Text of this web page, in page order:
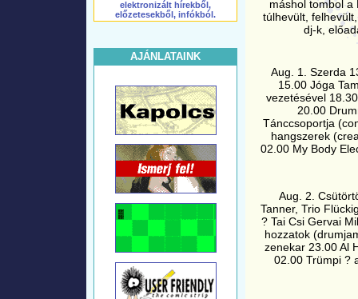
elektronizált hírekből,
előzetesekből, infókból.
AJÁNLATAINK
máshol tombol a
túlhevült,
dj-k,
Aug. 1. Szerda
15.00 Jóga
vezetésével
20.00
Tánccsoportja
hangszerek
02.00 My Body
Aug. 2.
Tanner, Trio
? Tai Csi Gervai
hozzatok
zenekar 23.00 Al
02.00 Trümpi ?